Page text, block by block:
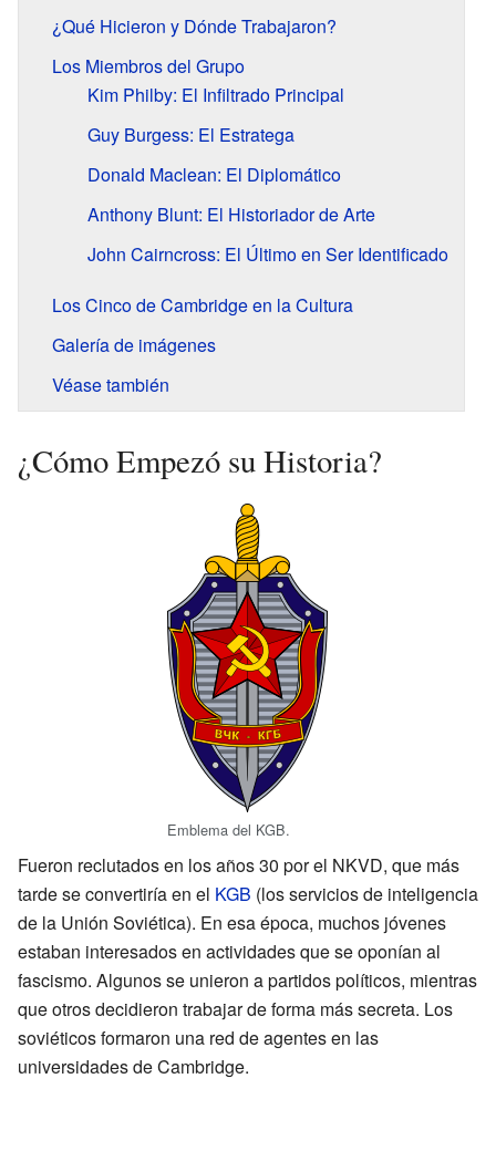
¿Qué Hicieron y Dónde Trabajaron?
Los Miembros del Grupo
Kim Philby: El Infiltrado Principal
Guy Burgess: El Estratega
Donald Maclean: El Diplomático
Anthony Blunt: El Historiador de Arte
John Cairncross: El Último en Ser Identificado
Los Cinco de Cambridge en la Cultura
Galería de imágenes
Véase también
¿Cómo Empezó su Historia?
Emblema del KGB.
Fueron reclutados en los años 30 por el NKVD, que más
tarde se convertiría en el KGB (los servicios de inteligencia
de la Unión Soviética). En esa época, muchos jóvenes
estaban interesados en actividades que se oponían al
fascismo. Algunos se unieron a partidos políticos, mientras
que otros decidieron trabajar de forma más secreta. Los
soviéticos formaron una red de agentes en las
universidades de Cambridge.